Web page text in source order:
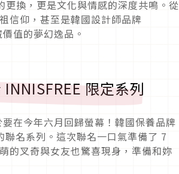
換，更是文化與情感的深度共鳴。從
信仰，甚至是韓國設計師品牌
值的夢幻逸品。
限定系列
在今年六月回歸螢幕！韓國保養品牌
名系列。這次聯名一口氣準備了 7
的叉奇與女友也驚喜現身，準備和妳